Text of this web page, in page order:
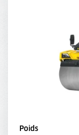
Poids